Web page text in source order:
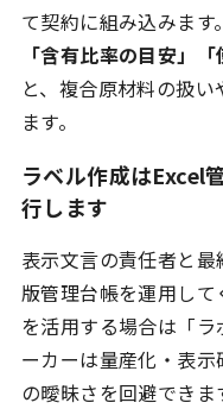
て契約に組み込みます
「含有比率の目安」
と、複合原材料の扱
ます。
ラベル作成はExcel
行します
表示文言の責任者と
版管理台帳を運用し
を活用する場合は「
ーカーは量産化・表
の曖昧さを回避でき